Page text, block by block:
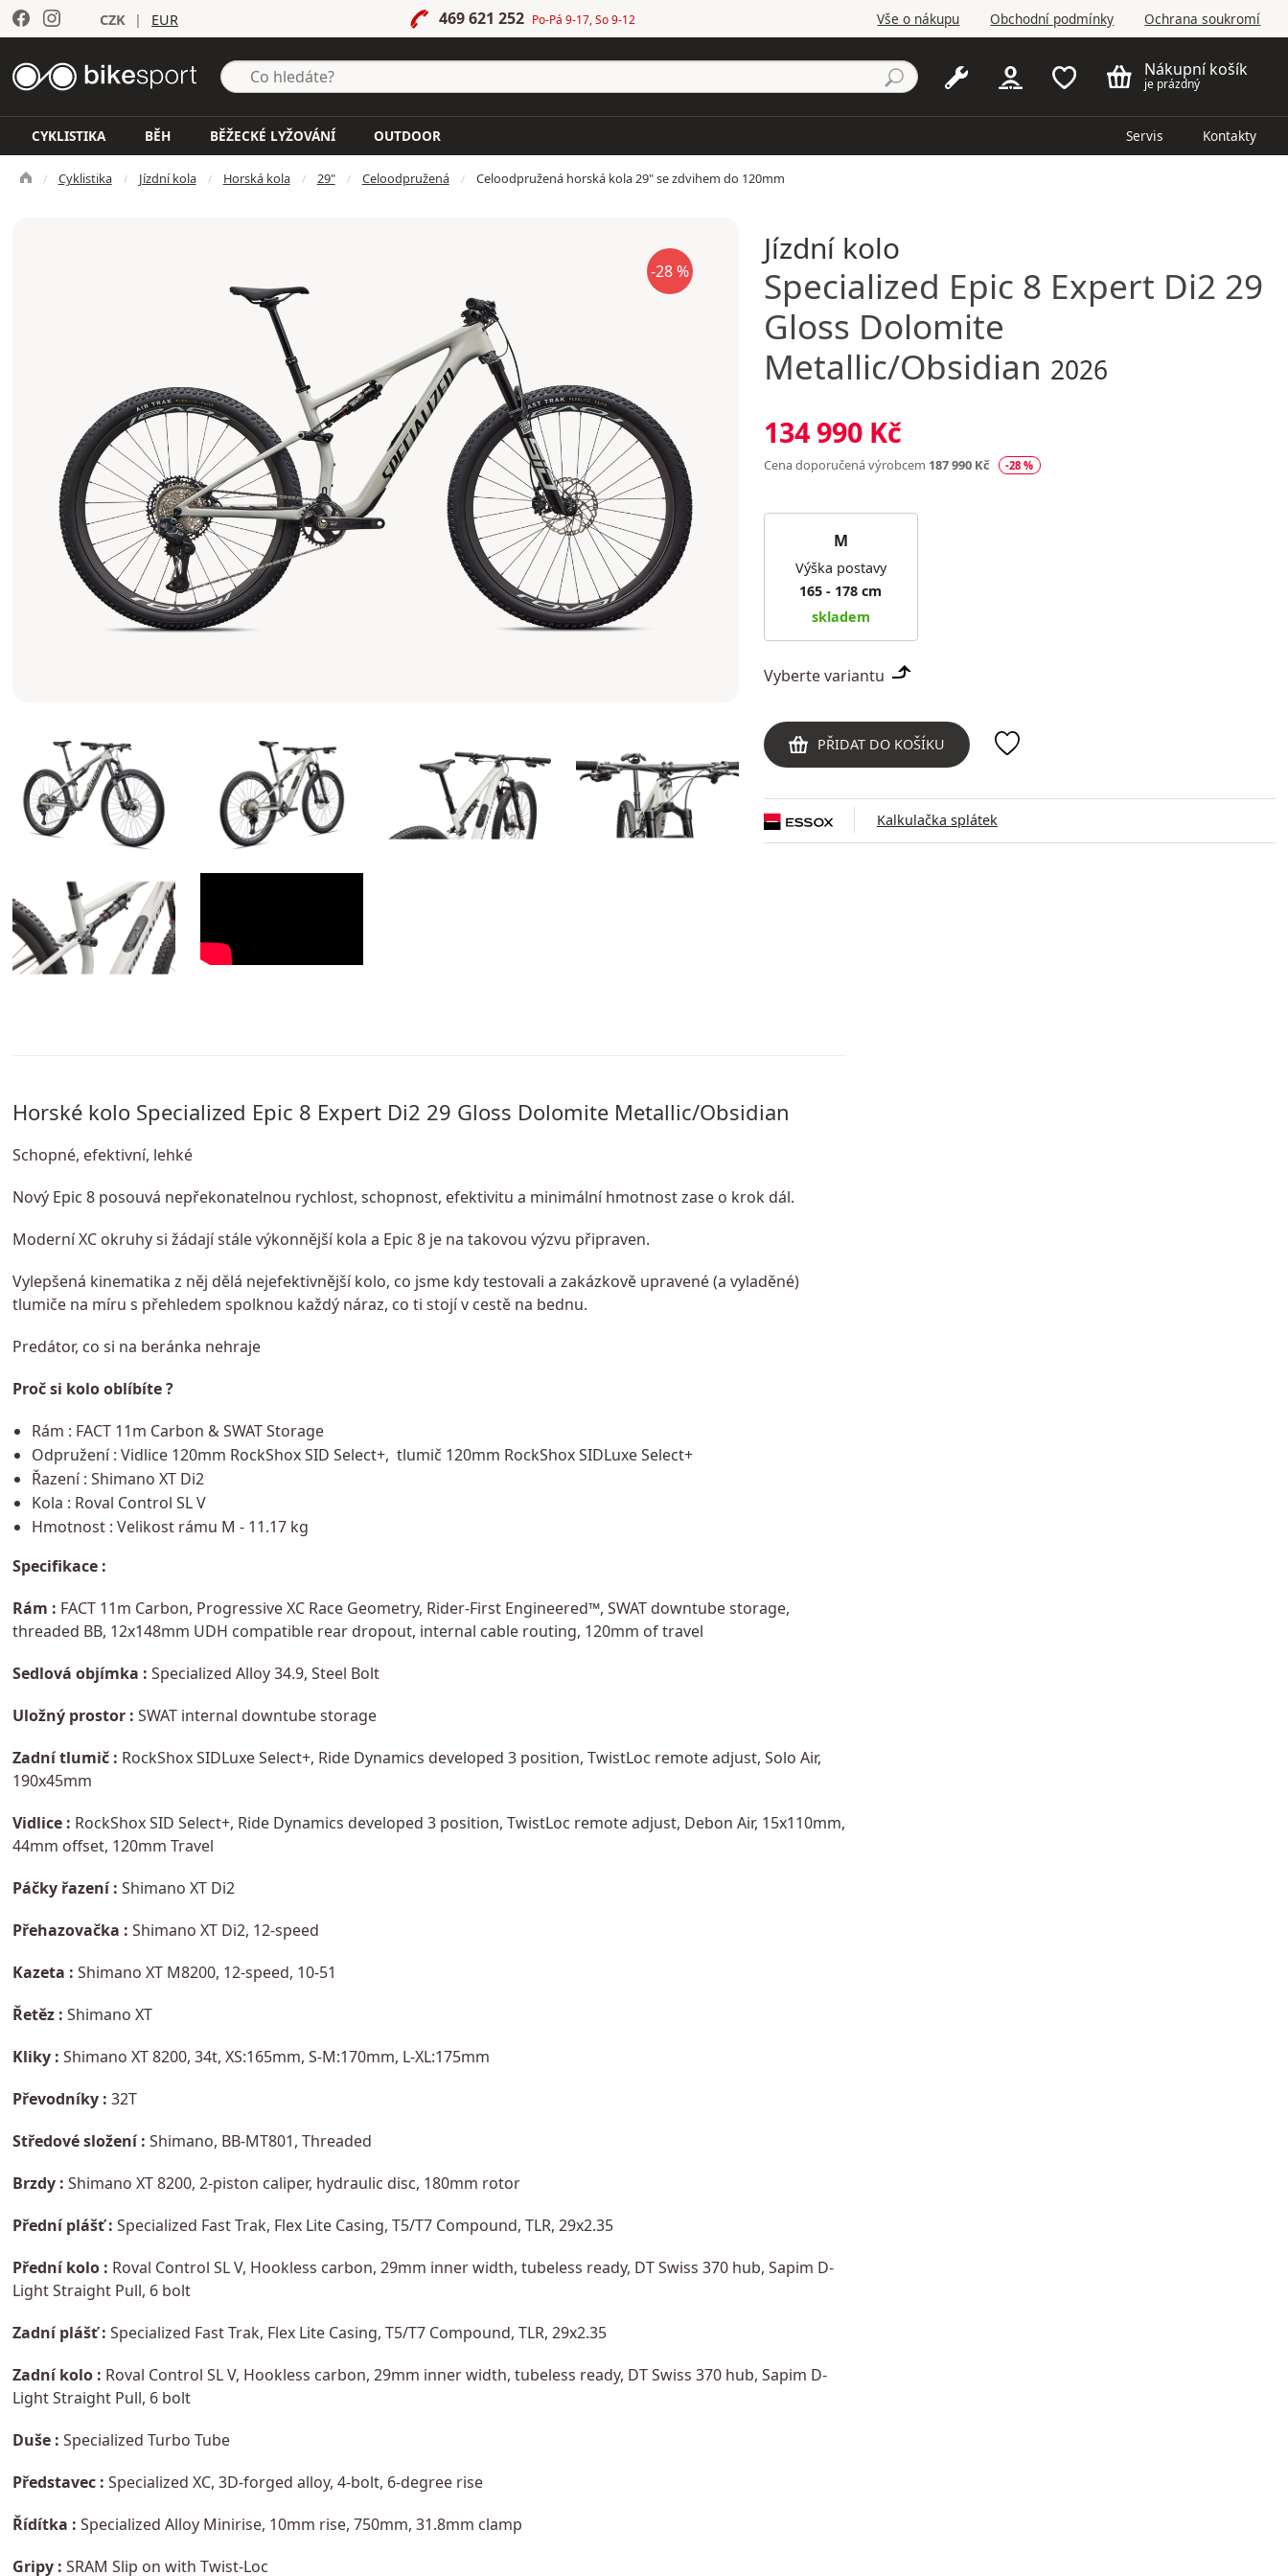
CZK | EUR 469 621 252 Po-Pá 9-17, So 9-12 Vše o nákupu Obchodní podmínky Ochrana soukromí
Nákupní košík
je prázdný
CYKLISTIKA BĚH BĚŽECKÉ LYŽOVÁNÍ OUTDOOR Servis Kontakty
Cyklistika Jízdní kola Horská kola 29" Celoodpružená Celoodpružená horská kola 29" se zdvihem do 120mm
-28 %
Jízdní kolo
Specialized Epic 8 Expert Di2 29
Gloss Dolomite
Metallic/Obsidian 2026
134 990 Kč
Cena doporučená výrobcem 187 990 Kč -28 %
M
Výška postavy
165 - 178 cm
skladem
Vyberte variantu
PŘIDAT DO KOŠÍKU
Kalkulačka splátek
Horské kolo Specialized Epic 8 Expert Di2 29 Gloss Dolomite Metallic/Obsidian
Schopné, efektivní, lehké
Nový Epic 8 posouvá nepřekonatelnou rychlost, schopnost, efektivitu a minimální hmotnost zase o krok dál.
Moderní XC okruhy si žádají stále výkonnější kola a Epic 8 je na takovou výzvu připraven.
Vylepšená kinematika z něj dělá nejefektivnější kolo, co jsme kdy testovali a zakázkově upravené (a vyladěné)
tlumiče na míru s přehledem spolknou každý náraz, co ti stojí v cestě na bednu.
Predátor, co si na beránka nehraje
Proč si kolo oblíbíte ?
Rám : FACT 11m Carbon & SWAT Storage
Odpružení : Vidlice 120mm RockShox SID Select+, tlumič 120mm RockShox SIDLuxe Select+
Řazení : Shimano XT Di2
Kola : Roval Control SL V
Hmotnost : Velikost rámu M - 11.17 kg
Specifikace :
Rám : FACT 11m Carbon, Progressive XC Race Geometry, Rider-First Engineered™, SWAT downtube storage,
threaded BB, 12x148mm UDH compatible rear dropout, internal cable routing, 120mm of travel
Sedlová objímka : Specialized Alloy 34.9, Steel Bolt
Uložný prostor : SWAT internal downtube storage
Zadní tlumič : RockShox SIDLuxe Select+, Ride Dynamics developed 3 position, TwistLoc remote adjust, Solo Air,
190x45mm
Vidlice : RockShox SID Select+, Ride Dynamics developed 3 position, TwistLoc remote adjust, Debon Air, 15x110mm,
44mm offset, 120mm Travel
Páčky řazení : Shimano XT Di2
Přehazovačka : Shimano XT Di2, 12-speed
Kazeta : Shimano XT M8200, 12-speed, 10-51
Řetěz : Shimano XT
Kliky : Shimano XT 8200, 34t, XS:165mm, S-M:170mm, L-XL:175mm
Převodníky : 32T
Středové složení : Shimano, BB-MT801, Threaded
Brzdy : Shimano XT 8200, 2-piston caliper, hydraulic disc, 180mm rotor
Přední plášť : Specialized Fast Trak, Flex Lite Casing, T5/T7 Compound, TLR, 29x2.35
Přední kolo : Roval Control SL V, Hookless carbon, 29mm inner width, tubeless ready, DT Swiss 370 hub, Sapim D-
Light Straight Pull, 6 bolt
Zadní plášť : Specialized Fast Trak, Flex Lite Casing, T5/T7 Compound, TLR, 29x2.35
Zadní kolo : Roval Control SL V, Hookless carbon, 29mm inner width, tubeless ready, DT Swiss 370 hub, Sapim D-
Light Straight Pull, 6 bolt
Duše : Specialized Turbo Tube
Představec : Specialized XC, 3D-forged alloy, 4-bolt, 6-degree rise
Řídítka : Specialized Alloy Minirise, 10mm rise, 750mm, 31.8mm clamp
Gripy : SRAM Slip on with Twist-Loc